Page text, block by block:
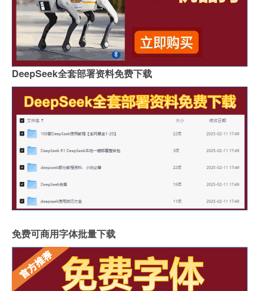
DeepSeek全套部署资料免费下载
免费可商用字体批量下载